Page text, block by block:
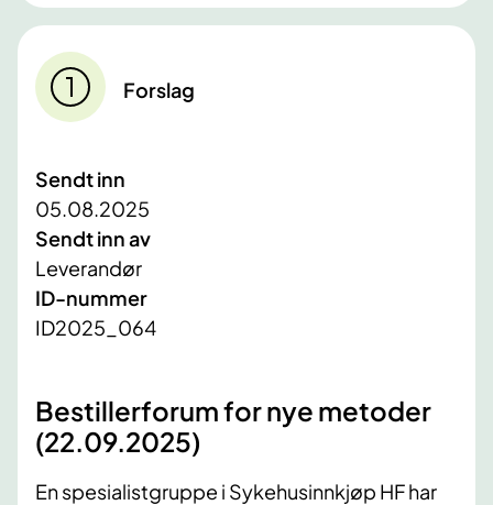
Forslag
Sendt inn
05.08.2025
Sendt inn av
Leverandør
ID-nummer
ID2025_064
Bestillerforum for nye metoder
(22.09.2025)
En spesialistgruppe i Sykehusinnkjøp HF har